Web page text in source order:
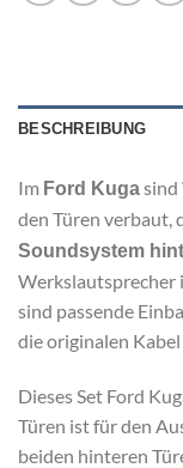
BESCHREIBUNG
Im Ford Kugasind
den Türen verbaut,
Soundsystem
Werkslautsprecher
sind passende
die originalen
Dieses Set Ford
Türen ist für den
beiden hinteren